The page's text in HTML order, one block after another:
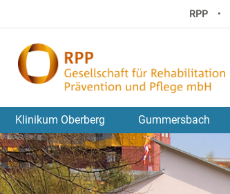
RPP •
Klinikum Oberberg Gummersbach